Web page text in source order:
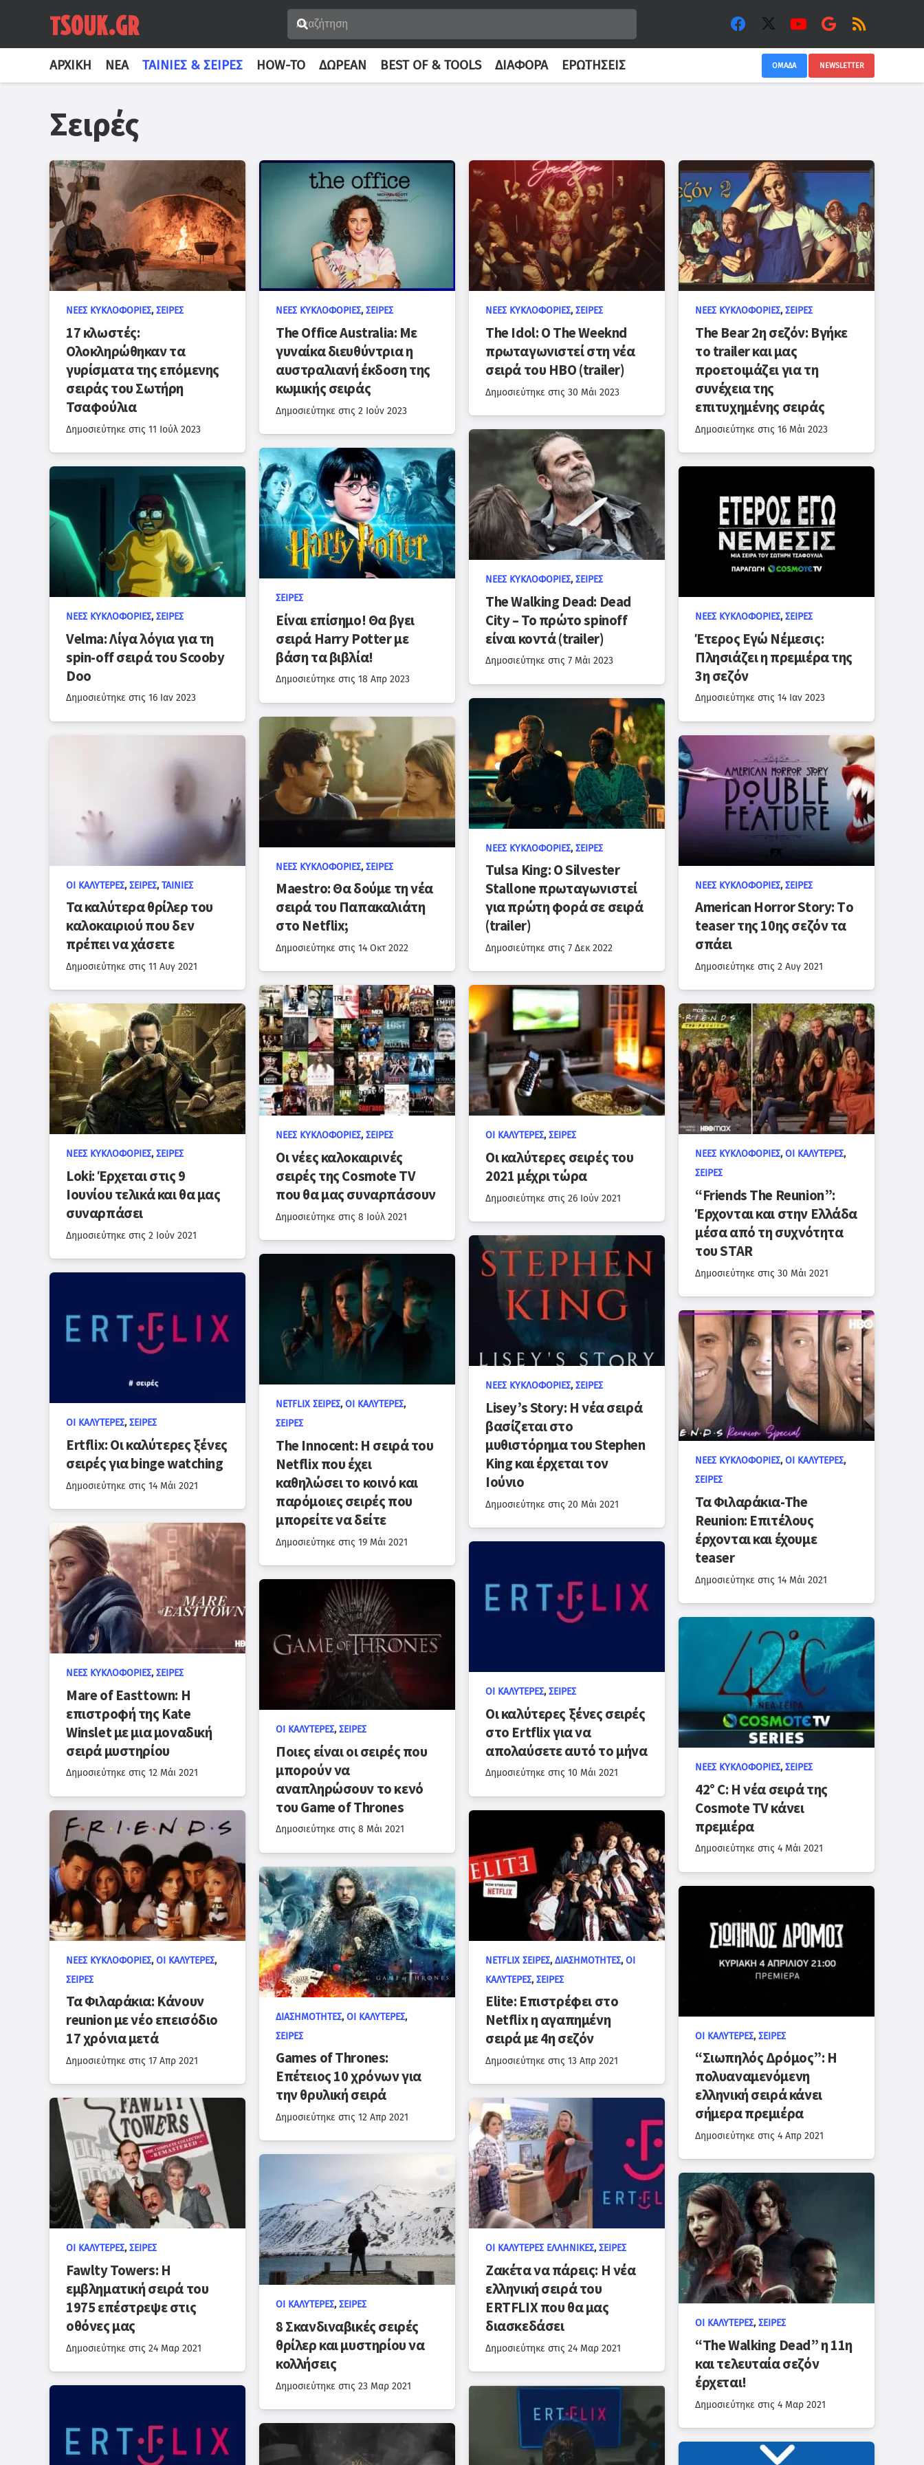
ΑΡΧΙΚΉ ΝΈΑ ΤΑΙΝΊΕΣ & ΣΕΙΡΈΣ HOW-TO ΔΩΡΕΆΝ BEST OF & TOOLS ΔΙΆΦΟΡΑ ΕΡΩΤΉΣΕΙΣ ΟΜΑΔΑ NEWSLETTER
Σειρές
ΝΈΕΣ ΚΥΚΛΟΦΟΡΊΕΣ,ΣΕΙΡΈΣ
17 κλωστές:
Ολοκληρώθηκαν τα
γυρίσματα της επόμενης
σειράς του Σωτήρη
Τσαφούλια
Δημοσιεύτηκε στις 11 Ιούλ 2023
ΝΈΕΣ ΚΥΚΛΟΦΟΡΊΕΣ,ΣΕΙΡΈΣ
The Office Australia: Με
γυναίκα διευθύντρια η
αυστραλιανή έκδοση της
κωμικής σειράς
Δημοσιεύτηκε στις 2 Ιούν 2023
ΝΈΕΣ ΚΥΚΛΟΦΟΡΊΕΣ,ΣΕΙΡΈΣ
The Idol: Ο The Weeknd
πρωταγωνιστεί στη νέα
σειρά του HBO (trailer)
Δημοσιεύτηκε στις 30 Μάι 2023
ΝΈΕΣ ΚΥΚΛΟΦΟΡΊΕΣ,ΣΕΙΡΈΣ
The Bear 2η σεζόν: Βγήκε
το trailer και μας
προετοιμάζει για τη
συνέχεια της
επιτυχημένης σειράς
Δημοσιεύτηκε στις 16 Μάι 2023
ΝΈΕΣ ΚΥΚΛΟΦΟΡΊΕΣ,ΣΕΙΡΈΣ
The Walking Dead: Dead
City – Το πρώτο spinoff
είναι κοντά (trailer)
Δημοσιεύτηκε στις 7 Μάι 2023
ΣΕΙΡΈΣ
Είναι επίσημο! Θα βγει
σειρά Harry Potter με
βάση τα βιβλία!
Δημοσιεύτηκε στις 18 Απρ 2023
ΝΈΕΣ ΚΥΚΛΟΦΟΡΊΕΣ,ΣΕΙΡΈΣ
Velma: Λίγα λόγια για τη
spin-off σειρά του Scooby
Doo
Δημοσιεύτηκε στις 16 Ιαν 2023
ΝΈΕΣ ΚΥΚΛΟΦΟΡΊΕΣ,ΣΕΙΡΈΣ
Έτερος Εγώ Νέμεσις:
Πλησιάζει η πρεμιέρα της
3η σεζόν
Δημοσιεύτηκε στις 14 Ιαν 2023
ΝΈΕΣ ΚΥΚΛΟΦΟΡΊΕΣ,ΣΕΙΡΈΣ
Tulsa King: Ο Silvester
Stallone πρωταγωνιστεί
για πρώτη φορά σε σειρά
(trailer)
Δημοσιεύτηκε στις 7 Δεκ 2022
ΝΈΕΣ ΚΥΚΛΟΦΟΡΊΕΣ,ΣΕΙΡΈΣ
Maestro: Θα δούμε τη νέα
σειρά του Παπακαλιάτη
στο Netflix;
Δημοσιεύτηκε στις 14 Οκτ 2022
ΟΙ ΚΑΛΎΤΕΡΕΣ,ΣΕΙΡΈΣ,ΤΑΙΝΊΕΣ
Τα καλύτερα θρίλερ του
καλοκαιριού που δεν
πρέπει να χάσετε
Δημοσιεύτηκε στις 11 Αυγ 2021
ΝΈΕΣ ΚΥΚΛΟΦΟΡΊΕΣ,ΣΕΙΡΈΣ
American Horror Story: Tο
teaser της 10ης σεζόν τα
σπάει
Δημοσιεύτηκε στις 2 Αυγ 2021
ΝΈΕΣ ΚΥΚΛΟΦΟΡΊΕΣ,ΣΕΙΡΈΣ
Οι νέες καλοκαιρινές
σειρές της Cosmote TV
που θα μας συναρπάσουν
Δημοσιεύτηκε στις 8 Ιούλ 2021
ΟΙ ΚΑΛΎΤΕΡΕΣ,ΣΕΙΡΈΣ
Οι καλύτερες σειρές του
2021 μέχρι τώρα
Δημοσιεύτηκε στις 26 Ιούν 2021
ΝΈΕΣ ΚΥΚΛΟΦΟΡΊΕΣ,ΣΕΙΡΈΣ
Loki: Έρχεται στις 9
Ιουνίου τελικά και θα μας
συναρπάσει
Δημοσιεύτηκε στις 2 Ιούν 2021
ΝΈΕΣ ΚΥΚΛΟΦΟΡΊΕΣ,ΟΙ ΚΑΛΎΤΕΡΕΣ,
ΣΕΙΡΈΣ
“Friends The Reunion”:
Έρχονται και στην Ελλάδα
μέσα από τη συχνότητα
του STAR
Δημοσιεύτηκε στις 30 Μάι 2021
ΝΈΕΣ ΚΥΚΛΟΦΟΡΊΕΣ,ΣΕΙΡΈΣ
Lisey’s Story: Η νέα σειρά
βασίζεται στο
μυθιστόρημα του Stephen
King και έρχεται τον
Ιούνιο
Δημοσιεύτηκε στις 20 Μάι 2021
NETFLIX ΣΕΙΡΈΣ,ΟΙ ΚΑΛΎΤΕΡΕΣ,
ΣΕΙΡΈΣ
The Innocent: Η σειρά του
Netflix που έχει
καθηλώσει το κοινό και
παρόμοιες σειρές που
μπορείτε να δείτε
Δημοσιεύτηκε στις 19 Μάι 2021
ΟΙ ΚΑΛΎΤΕΡΕΣ,ΣΕΙΡΈΣ
Ertflix: Οι καλύτερες ξένες
σειρές για binge watching
Δημοσιεύτηκε στις 14 Μάι 2021
ΝΈΕΣ ΚΥΚΛΟΦΟΡΊΕΣ,ΟΙ ΚΑΛΎΤΕΡΕΣ,
ΣΕΙΡΈΣ
Τα Φιλαράκια-Τhe
Reunion: Επιτέλους
έρχονται και έχουμε
teaser
Δημοσιεύτηκε στις 14 Μάι 2021
ΝΈΕΣ ΚΥΚΛΟΦΟΡΊΕΣ,ΣΕΙΡΈΣ
Mare of Easttown: Η
επιστροφή της Kate
Winslet με μια μοναδική
σειρά μυστηρίου
Δημοσιεύτηκε στις 12 Μάι 2021
ΟΙ ΚΑΛΎΤΕΡΕΣ,ΣΕΙΡΈΣ
Οι καλύτερες ξένες σειρές
στο Ertflix για να
απολαύσετε αυτό το μήνα
Δημοσιεύτηκε στις 10 Μάι 2021
ΟΙ ΚΑΛΎΤΕΡΕΣ,ΣΕΙΡΈΣ
Ποιες είναι οι σειρές που
μπορούν να
αναπληρώσουν το κενό
του Game of Thrones
Δημοσιεύτηκε στις 8 Μάι 2021
ΝΈΕΣ ΚΥΚΛΟΦΟΡΊΕΣ,ΣΕΙΡΈΣ
42° C: Η νέα σειρά της
Cosmote TV κάνει
πρεμιέρα
Δημοσιεύτηκε στις 4 Μάι 2021
ΝΈΕΣ ΚΥΚΛΟΦΟΡΊΕΣ,ΟΙ ΚΑΛΎΤΕΡΕΣ,
ΣΕΙΡΈΣ
Τα Φιλαράκια: Κάνουν
reunion με νέο επεισόδιο
17 χρόνια μετά
Δημοσιεύτηκε στις 17 Απρ 2021
NETFLIX ΣΕΙΡΈΣ,ΔΙΑΣΗΜΌΤΗΤΕΣ,ΟΙ
ΚΑΛΎΤΕΡΕΣ,ΣΕΙΡΈΣ
Elite: Επιστρέφει στο
Netflix η αγαπημένη
σειρά με 4η σεζόν
Δημοσιεύτηκε στις 13 Απρ 2021
ΔΙΑΣΗΜΌΤΗΤΕΣ,ΟΙ ΚΑΛΎΤΕΡΕΣ,
ΣΕΙΡΈΣ
Games of Thrones:
Επέτειος 10 χρόνων για
την θρυλική σειρά
Δημοσιεύτηκε στις 12 Απρ 2021
ΟΙ ΚΑΛΎΤΕΡΕΣ,ΣΕΙΡΈΣ
“Σιωπηλός Δρόμος”: Η
πολυαναμενόμενη
ελληνική σειρά κάνει
σήμερα πρεμιέρα
Δημοσιεύτηκε στις 4 Απρ 2021
ΟΙ ΚΑΛΎΤΕΡΕΣ,ΣΕΙΡΈΣ
Fawlty Towers: Η
εμβληματική σειρά του
1975 επέστρεψε στις
οθόνες μας
Δημοσιεύτηκε στις 24 Μαρ 2021
ΟΙ ΚΑΛΎΤΕΡΕΣ ΕΛΛΗΝΙΚΈΣ,ΣΕΙΡΈΣ
Ζακέτα να πάρεις: Η νέα
ελληνική σειρά του
ERTFLIX που θα μας
διασκεδάσει
Δημοσιεύτηκε στις 24 Μαρ 2021
ΟΙ ΚΑΛΎΤΕΡΕΣ,ΣΕΙΡΈΣ
8 Σκανδιναβικές σειρές
θρίλερ και μυστηρίου να
κολλήσεις
Δημοσιεύτηκε στις 23 Μαρ 2021
ΟΙ ΚΑΛΎΤΕΡΕΣ,ΣΕΙΡΈΣ
“The Walking Dead” η 11η
και τελευταία σεζόν
έρχεται!
Δημοσιεύτηκε στις 4 Μαρ 2021